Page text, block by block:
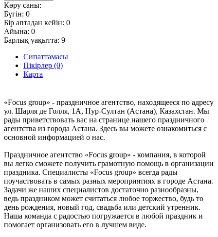
Көру саны:
Бүгін: 0
Бір аптадан кейін: 0
Айына: 0
Барлық уақытта: 9
Сипаттамасы
Пікірлер (0)
Карта
«Focus group» - праздничное агентство, находящееся по адресу
ул. Шарля де Голля, 1А, Нур-Султан (Астана), Казахстан. Мы
рады приветствовать вас на странице нашего праздничного
агентства из города Астана. Здесь вы можете ознакомиться с
основной информацией о нас.
Праздничное агентство «Focus group» - компания, в которой
вы легко сможете получить грамотную помощь в организации
праздника. Специалисты «Focus group» всегда рады
поучаствовать в самых разных мероприятиях в городе Астана.
Задачи же наших специалистов достаточно разнообразны,
ведь праздником может считаться любое торжество, будь то
день рождения, новый год, свадьба или детский утренник.
Наша команда с радостью погружается в любой праздник и
помогает организовать его в лучшем виде.